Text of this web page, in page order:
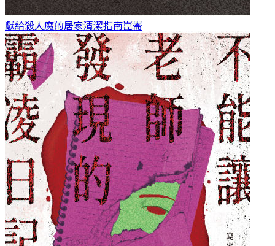
獻給殺人魔的居家清潔指南崑崙